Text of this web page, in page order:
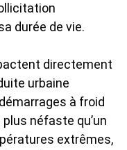
durée de vie.
directement
urbaine
à froid
néfaste qu’un
extrêmes,